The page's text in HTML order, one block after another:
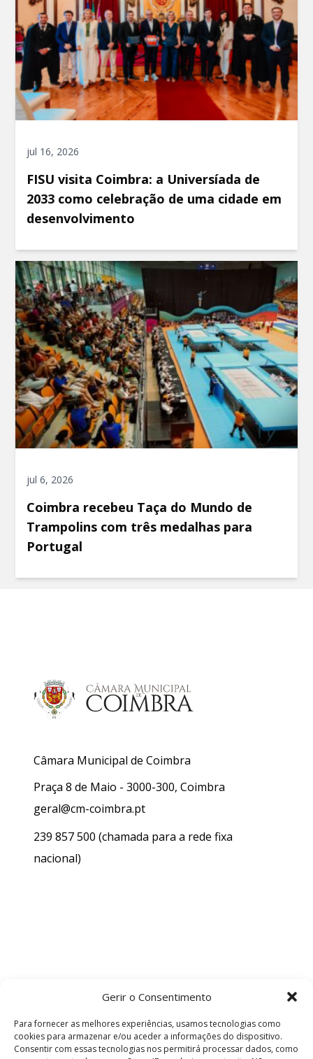
Gerir o Consentimento
Para fornecer as melhores experiências, usamos tecnologias como
cookies para armazenar e/ou aceder a informações do dispositivo.
Consentir com essas tecnologias nos permitirá processar dados, como
jul 16, 2026
FISU visita Coimbra: a Universíada de
2033 como celebração de uma cidade em
desenvolvimento
jul 6, 2026
Coimbra recebeu Taça do Mundo de
Trampolins com três medalhas para
Portugal
Câmara Municipal de Coimbra
Praça 8 de Maio - 3000-300, Coimbra
geral@cm-coimbra.pt
239 857 500 (chamada para a rede fixa
nacional)